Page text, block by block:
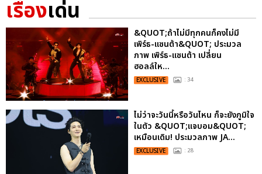
เรื่องเด่น
&QUOT;ถ้าไม่มีทุกคนก็คงไม่มี
เพิร์ธ-แซนต้า&QUOT; ประมวล
ภาพ เพิร์ธ-แซนต้า เปลี่ยน
ฮอลล์ให...
EXCLUSIVE : 34
ไม่ว่าจะวันนี้หรือวันไหน ก็จะยังภูมิใจ
ในตัว &QUOT;แจบอม&QUOT;
เหมือนเดิม! ประมวลภาพ JA...
EXCLUSIVE : 28